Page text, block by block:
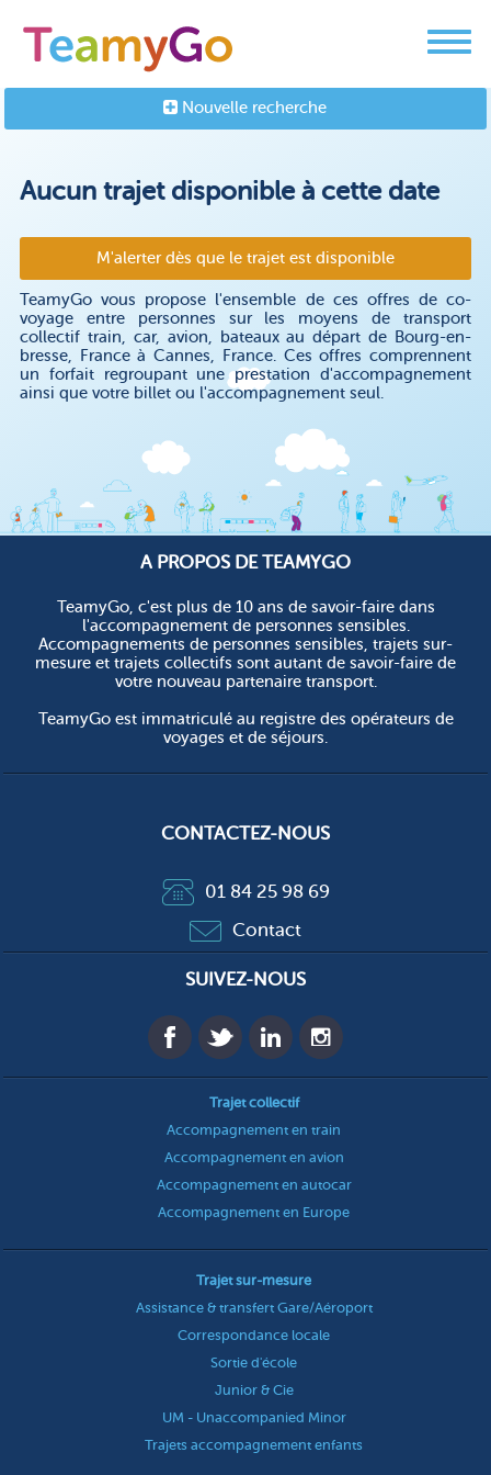
Nouvelle recherche
Aucun trajet disponible à cette date
M'alerter dès que le trajet est disponible
TeamyGo vous propose l'ensemble de ces offres de co-
voyage entre personnes sur les moyens de transport
collectif train, car, avion, bateaux au départ de Bourg-en-
bresse, France à Cannes, France. Ces offres comprennent
un forfait regroupant une prestation d'accompagnement
ainsi que votre billet ou l'accompagnement seul.
A PROPOS DE TEAMYGO
TeamyGo, c'est plus de 10 ans de savoir-faire dans
l'accompagnement de personnes sensibles.
Accompagnements de personnes sensibles, trajets sur-
mesure et trajets collectifs sont autant de savoir-faire de
votre nouveau partenaire transport.
TeamyGo est immatriculé au registre des opérateurs de
voyages et de séjours.
CONTACTEZ-NOUS
01 84 25 98 69
Contact
SUIVEZ-NOUS
Trajet collectif
Accompagnement en train
Accompagnement en avion
Accompagnement en autocar
Accompagnement en Europe
Trajet sur-mesure
Assistance & transfert Gare/Aéroport
Correspondance locale
Sortie d'école
Junior & Cie
UM - Unaccompanied Minor
Trajets accompagnement enfants